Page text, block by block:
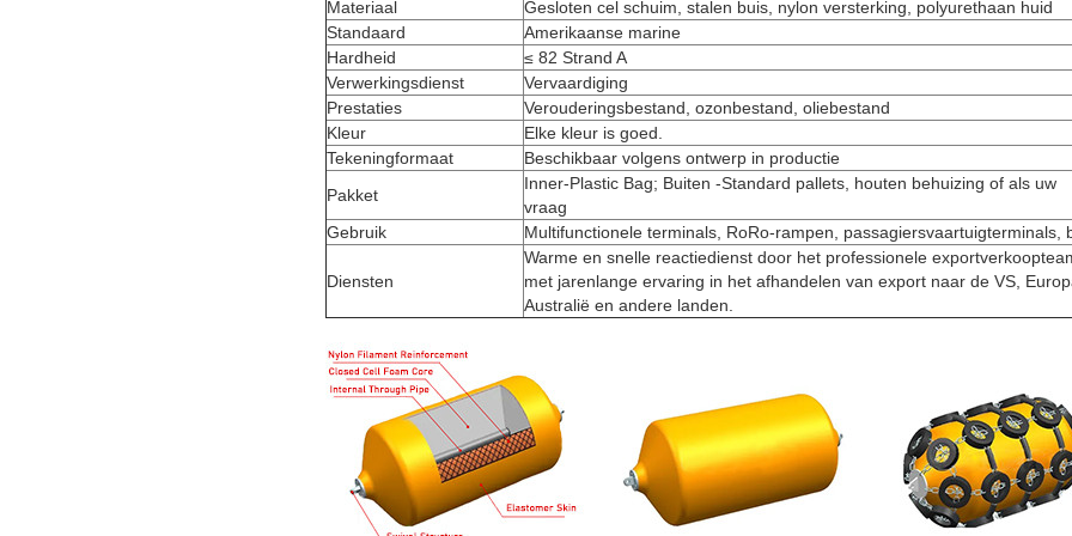
Materiaal
Gesloten cel schuim, stalen buis, nylon versterking, polyurethaan huid
Standaard
Amerikaanse marine
Hardheid
≤ 82 Strand A
Verwerkingsdienst
Vervaardiging
Prestaties
Verouderingsbestand, ozonbestand, oliebestand
Kleur
Elke kleur is goed.
Tekeningformaat
Beschikbaar volgens ontwerp in productie
Pakket
Inner-Plastic Bag; Buiten -Standard pallets, houten behuizing of als uw
vraag
Gebruik
Multifunctionele terminals, RoRo-rampen, passagiersvaartuigterminals,
Diensten
Warme en snelle reactiedienst door het professionele
met jarenlange ervaring in het afhandelen van export naar de VS,
Australië en andere landen.